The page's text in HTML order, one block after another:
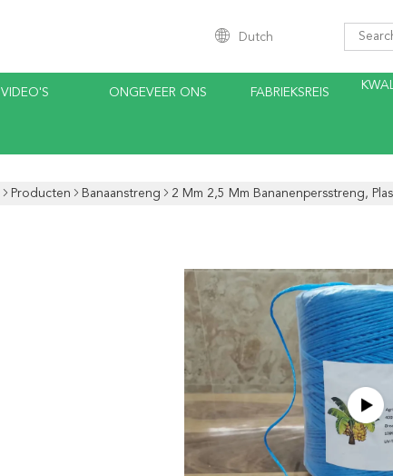
Dutch
VIDEO'S ONGEVEER ONS FABRIEKSREIS
Producten Banaanstreng 2 Mm 2,5 Mm Bananenpersstreng,